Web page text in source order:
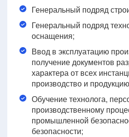
Генеральный подряд
Генеральный подряд
оснащения;
Ввод в эксплуатацию
получение документов
характера от всех
производство и
Обучение технолога,
производственному
промышленной
безопасности;